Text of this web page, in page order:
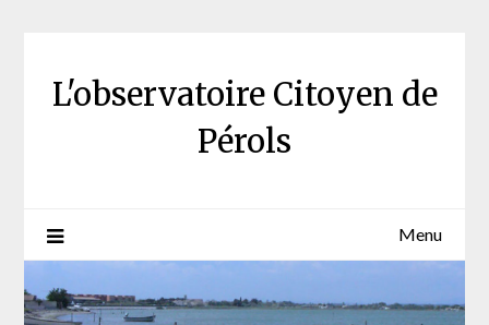
L'observatoire Citoyen de
Pérols
Menu